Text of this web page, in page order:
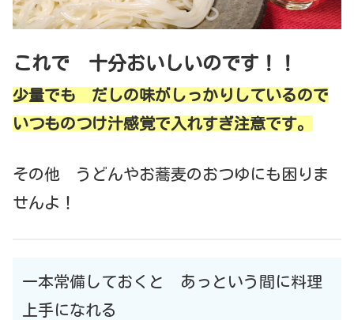
これで 十分おいしいのです！！
少量でも だしの味がしっかりしているので
いつものつけ汁感覚で入れすぎ注意です。
その他 うどんやお蕎麦のおつゆにも困りま
せんよ！
一本常備しておくと あっという間に料理
上手になれる